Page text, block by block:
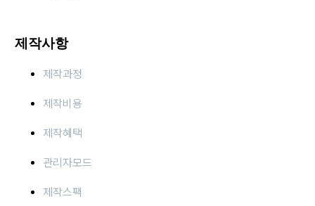
제작사항
제작과정
제작비용
제작혜택
관리자모드
제작스팩